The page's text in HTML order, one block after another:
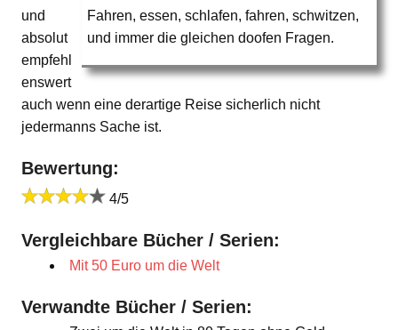
Fahren, essen, schlafen, fahren, schwitzen,
und immer die gleichen doofen Fragen.
und
absolut
empfehl
enswert
auch wenn eine derartige Reise sicherlich nicht
jedermanns Sache ist.
Bewertung:
4/5
Vergleichbare Bücher / Serien:
Mit 50 Euro um die Welt
Verwandte Bücher / Serien: